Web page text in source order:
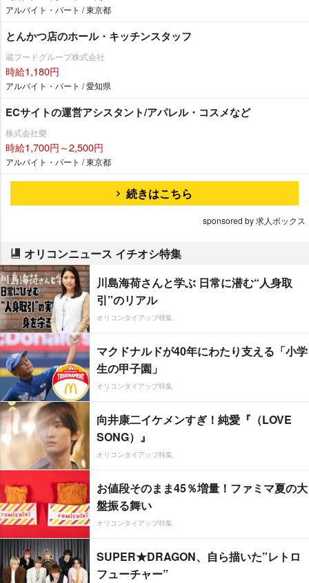
アルバイト・パート / 東京都
とんかつ店のホール・キッチンスタッフ
蔵フードグループ株式会社
時給1,180円
アルバイト・パート / 愛知県
ECサイトの運営アシスタント/アパレル・コスメなど
株式会社樂
時給1,700円～2,500円
アルバイト・パート / 東京都
続きはこちら
sponsored by 求人ボックス
オリコンニュース イチオシ特集
川島海荷さんと学ぶ 日常に潜む“人身取
引”のリアル
オリコンタイアップ特集
マクドナルドが40年にわたり支える「小学
生の甲子園」
オリコンタイアップ特集
向井康二イケメンすぎ！純愛『（LOVE
SONG）』
オリコンタイアップ特集
お値段そのまま45％増量！ファミマ夏の大
盤振る舞い
オリコンタイアップ特集
SUPER★DRAGON、自ら描いた”レトロ
フューチャー”